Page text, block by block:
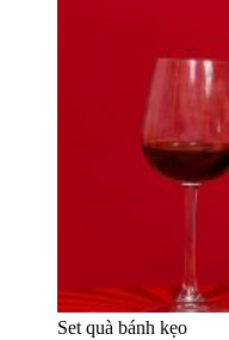
Set quà bánh kẹo